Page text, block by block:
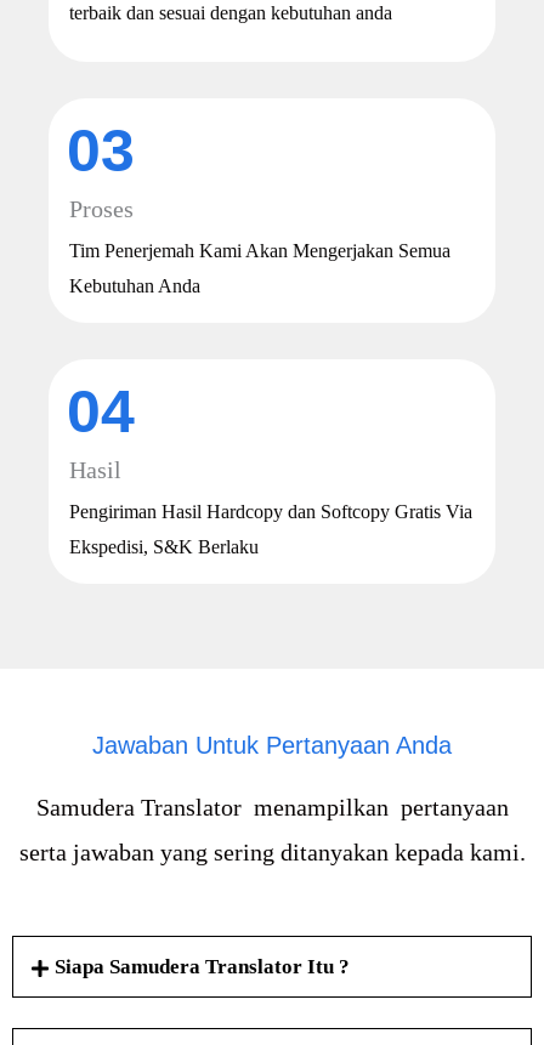
terbaik dan sesuai dengan kebutuhan anda
03
Proses
Tim Penerjemah Kami Akan Mengerjakan Semua
Kebutuhan Anda
04
Hasil
Pengiriman Hasil Hardcopy dan Softcopy Gratis Via
Ekspedisi, S&K Berlaku
Jawaban Untuk Pertanyaan Anda
Samudera Translator menampilkan pertanyaan
serta jawaban yang sering ditanyakan kepada kami.
Siapa Samudera Translator Itu ?